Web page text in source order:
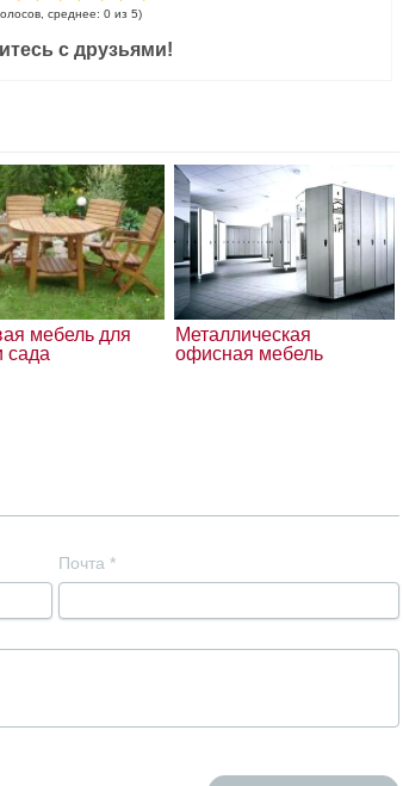
среднее: 0 из 5)
с друзьями!
мебель для
сада
Металлическая
офисная мебель
Почта *